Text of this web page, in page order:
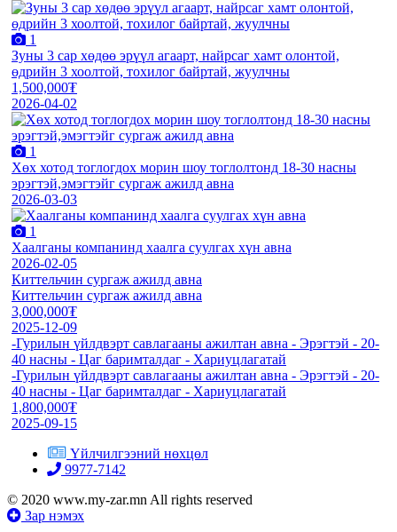
1
Зуны 3 сар хөдөө эрүүл агаарт, найрсаг хамт олонтой,
өдрийн 3 хоолтой, тохилог байртай, жуулчны
1,500,000₮
2026-04-02
1
Хөх хотод тоглогдох морин шоу тоглолтонд 18-30 насны
эрэгтэй,эмэгтэйг сургаж ажилд авна
2026-03-03
1
Хаалганы компанинд хаалга суулгах хүн авна
2026-02-05
Киттельчин сургаж ажилд авна
Киттельчин сургаж ажилд авна
3,000,000₮
2025-12-09
-Гурилын үйлдвэрт савлагааны ажилтан авна - Эрэгтэй - 20-
40 насны - Цаг баримталдаг - Хариуцлагатай
-Гурилын үйлдвэрт савлагааны ажилтан авна - Эрэгтэй - 20-
40 насны - Цаг баримталдаг - Хариуцлагатай
1,800,000₮
2025-09-15
Үйлчилгээний нөхцөл
9977-7142
© 2020 www.my-zar.mn All rights reserved
Зар нэмэх